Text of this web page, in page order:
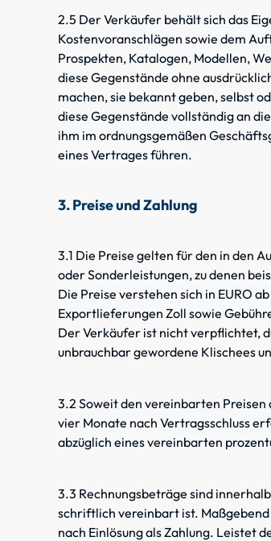
2.5 Der Verkäufer behält sich das
Kostenvoranschlägen sowie dem
Prospekten, Katalogen, Modellen,
diese Gegenstände ohne
machen, sie bekannt geben, selbst
diese Gegenstände vollständig an
ihm im ordnungsgemäßen
eines Vertrages führen.
3. Preise und Zahlung
3.1 Die Preise gelten für den in den
oder Sonderleistungen, zu denen
Die Preise verstehen sich in EURO
Exportlieferungen Zoll sowie
Der Verkäufer ist nicht verpflichtet,
unbrauchbar gewordene Klischees
3.2 Soweit den vereinbarten
vier Monate nach Vertragsschluss
abzüglich eines vereinbarten
3.3 Rechnungsbeträge sind
schriftlich vereinbart ist.
nach Einlösung als Zahlung. Leistet